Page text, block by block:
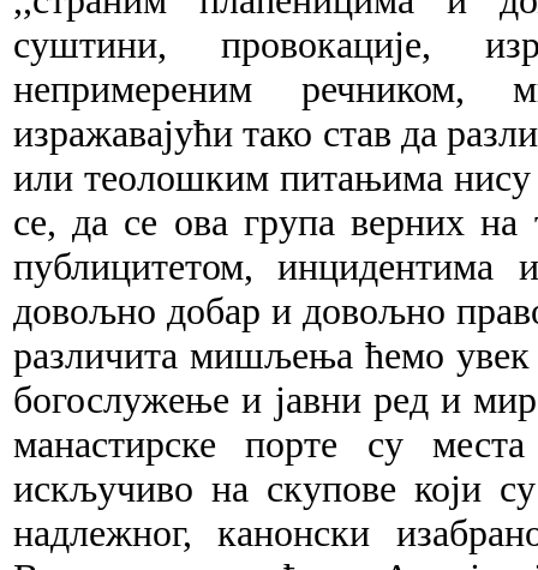
суштини, провокације,
непримереним речником,
изражавајући тако став да
или теолошким питањима
се, да се ова група верних
публицитетом,
довољно добар и довољно
различита мишљења ћемо увек
богослужење и јавни ред и
манастирске порте су
искључиво на скупове који
надлежног, канонски